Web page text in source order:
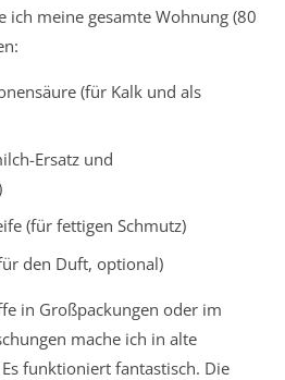
ich meine gesamte Wohnung (80
(für Kalk und als
Ersatz und
(für fettigen Schmutz)
den Duft, optional)
in Großpackungen oder im
mache ich in alte
funktioniert fantastisch. Die